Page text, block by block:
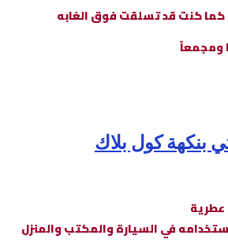
كما كنت قد تسلقت فوق الغابه
ومجمعاً
بنكهة كول بلاك
عطرية
في السيارة والمكتب والمنزل